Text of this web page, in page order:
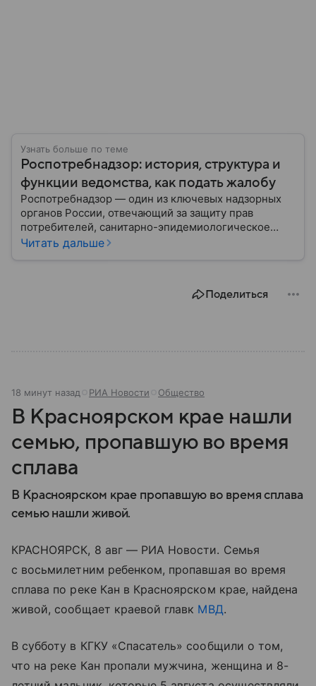
Узнать больше по теме
Роспотребнадзор: история, структура и
функции ведомства, как подать жалобу
Роспотребнадзор — один из ключевых надзорных
органов России, отвечающий за защиту прав
потребителей, санитарно-эпидемиологическое
благополучие населения и контроль соблюдения
Читать дальше
Поделиться
18 минут назад РИА Новости Общество
В Красноярском крае нашли
семью, пропавшую во время
сплава
В Красноярском крае пропавшую во время сплава
семью нашли живой.
КРАСНОЯРСК, 8 авг — РИА Новости. Семья
с восьмилетним ребенком, пропавшая во время
сплава по реке Кан в Красноярском крае, найдена
живой, сообщает краевой главк МВД.
В субботу в КГКУ «Спасатель» сообщили о том,
что на реке Кан пропали мужчина, женщина и 8-